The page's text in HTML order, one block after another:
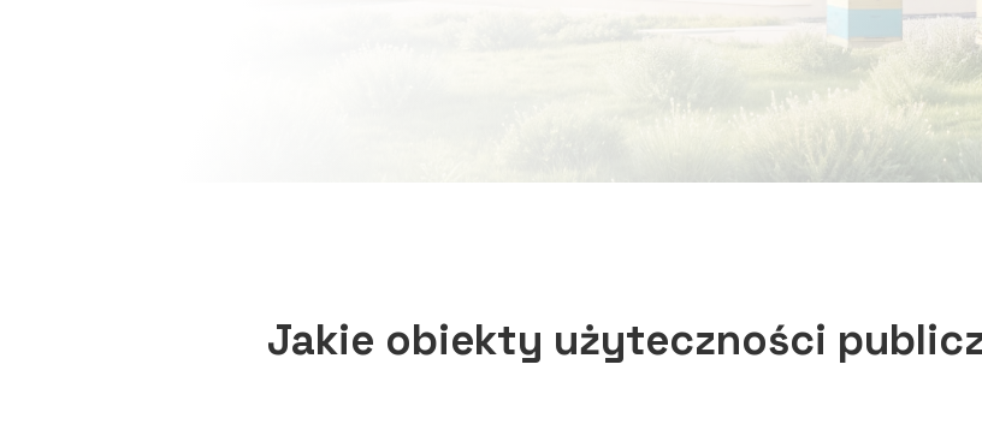
Jakie obiekty użyteczności